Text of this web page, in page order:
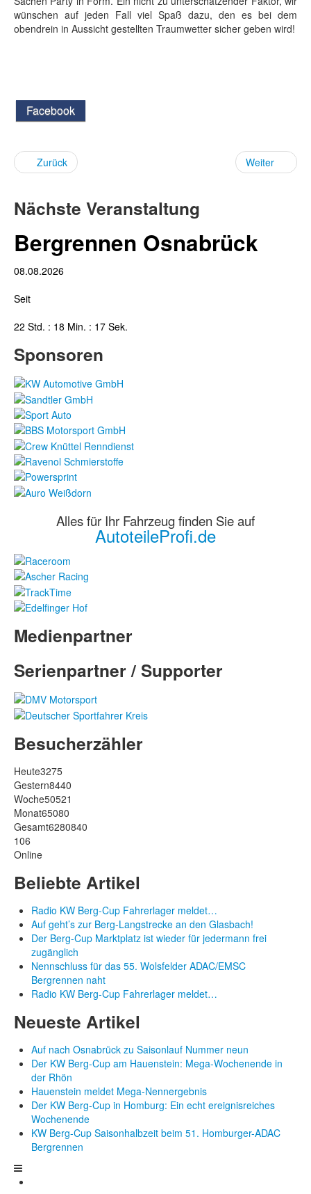
wünschen auf jeden Fall viel Spaß dazu, den es bei dem
obendrein in Aussicht gestellten Traumwetter sicher geben wird!
Facebook
Zurück Weiter
Nächste Veranstaltung
Bergrennen Osnabrück
08.08.2026
Seit
22 Std. : 18 Min. : 17 Sek.
Sponsoren
Alles für Ihr Fahrzeug finden Sie auf
AutoteileProfi.de
Medienpartner
Serienpartner / Supporter
Besucherzähler
Heute3275
Gestern8440
Woche50521
Monat65080
Gesamt6280840
106
Online
Beliebte Artikel
Radio KW Berg-Cup Fahrerlager meldet…
Auf geht’s zur Berg-Langstrecke an den Glasbach!
Der Berg-Cup Marktplatz ist wieder für jedermann frei
zugänglich
Nennschluss für das 55. Wolsfelder ADAC/EMSC
Bergrennen naht
Radio KW Berg-Cup Fahrerlager meldet…
Neueste Artikel
Auf nach Osnabrück zu Saisonlauf Nummer neun
Der KW Berg-Cup am Hauenstein: Mega-Wochenende in
der Rhön
Hauenstein meldet Mega-Nennergebnis
Der KW Berg-Cup in Homburg: Ein echt ereignisreiches
Wochenende
KW Berg-Cup Saisonhalbzeit beim 51. Homburger-ADAC
Bergrennen